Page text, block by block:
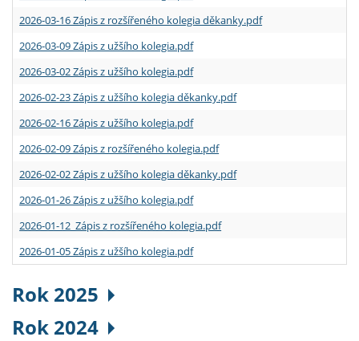
2026-03-16 Zápis z rozšířeného kolegia děkanky.pdf
2026-03-09 Zápis z užšího kolegia.pdf
2026-03-02 Zápis z užšího kolegia.pdf
2026-02-23 Zápis z užšího kolegia děkanky.pdf
2026-02-16 Zápis z užšího kolegia.pdf
2026-02-09 Zápis z rozšířeného kolegia.pdf
2026-02-02 Zápis z užšího kolegia děkanky.pdf
2026-01-26 Zápis z užšího kolegia.pdf
2026-01-12 Zápis z rozšířeného kolegia.pdf
2026-01-05 Zápis z užšího kolegia.pdf
Rok 2025
Rok 2024